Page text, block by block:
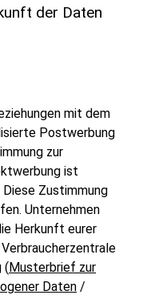
der Daten
mit dem
Postwerbung
zur
ist
Zustimmung
Unternehmen
Herkunft eurer
(Musterbrief zur
Daten /